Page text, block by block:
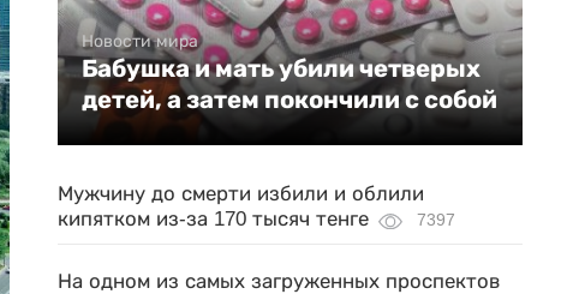
Новости мира
Бабушка и мать убили четверых
детей, а затем покончили с собой
Мужчину до смерти избили и облили
кипятком из-за 170 тысяч тенге
7397
На одном из самых загруженных проспектов